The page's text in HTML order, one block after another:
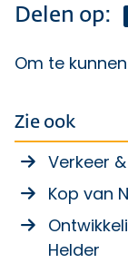
Delen op:
Om te
Zie ook
Verkeer
Kop van
Helder